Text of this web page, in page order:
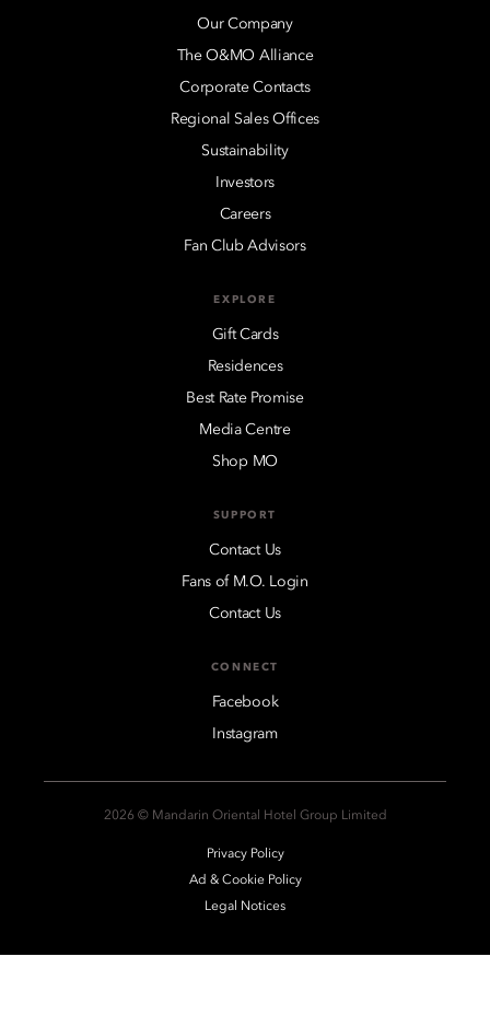
Our Company
The O&MO Alliance
Corporate Contacts
Regional Sales Offices
Sustainability
Investors
Careers
Fan Club Advisors
EXPLORE
Gift Cards
Residences
Best Rate Promise
Media Centre
Shop MO
SUPPORT
Contact Us
Fans of M.O. Login
Contact Us
CONNECT
Facebook
Instagram
2026 © Mandarin Oriental Hotel Group Limited
Privacy Policy
Ad & Cookie Policy
Legal Notices